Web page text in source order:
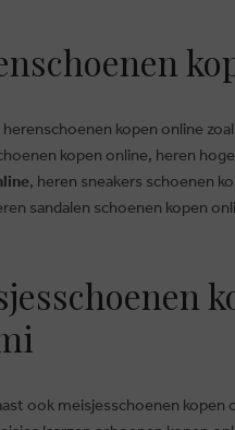
herenschoenen kopen online
kopen online, heren hoge
, heren sneakers schoenen
sandalen schoenen kopen
ook meisjesschoenen kopen
1980 ZEMST, BELGIË